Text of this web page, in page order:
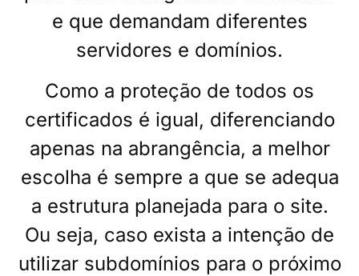
e que demandam diferentes
servidores e domínios.
Como a proteção de todos os
certificados é igual, diferenciando
apenas na abrangência, a melhor
escolha é sempre a que se adequa
a estrutura planejada para o site.
Ou seja, caso exista a intenção de
utilizar subdomínios para o próximo